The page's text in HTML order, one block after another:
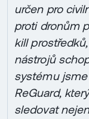
určen pro
proti dronům
kill
nástrojů
systému
ReGuard,
sledovat